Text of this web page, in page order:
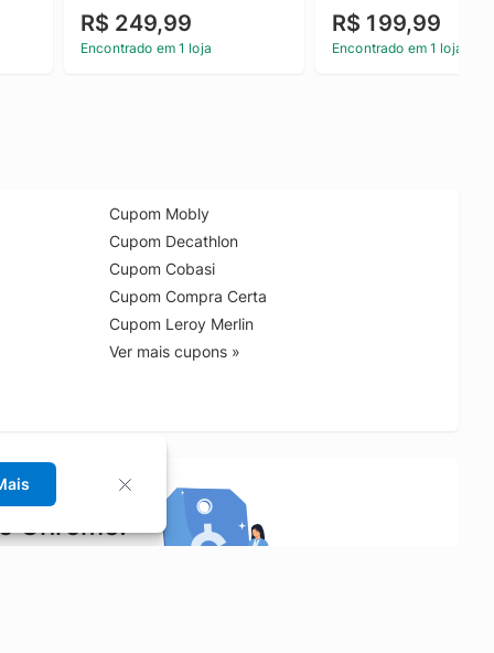
R$ 249,99
Encontrado em 1 loja
R$ 199,99
Encontrado em 1 loja
Cupom Mobly
Cupom Decathlon
Cupom Cobasi
Cupom Compra Certa
Cupom Leroy Merlin
Ver mais cupons »
Chrome!